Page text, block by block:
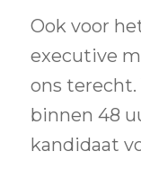
Ook voor
executive
ons terecht.
binnen 48
kandidaat